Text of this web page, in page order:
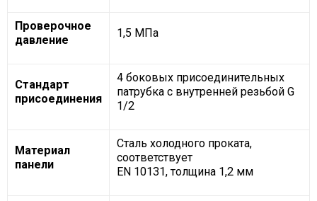
Проверочное
давление
1,5 МПа
Стандарт
присоединения
4 боковых присоединительных
патрубка с внутренней резьбой G
1/2
Материал
панели
Сталь холодного проката,
соответствует
EN 10131, толщина 1,2 мм